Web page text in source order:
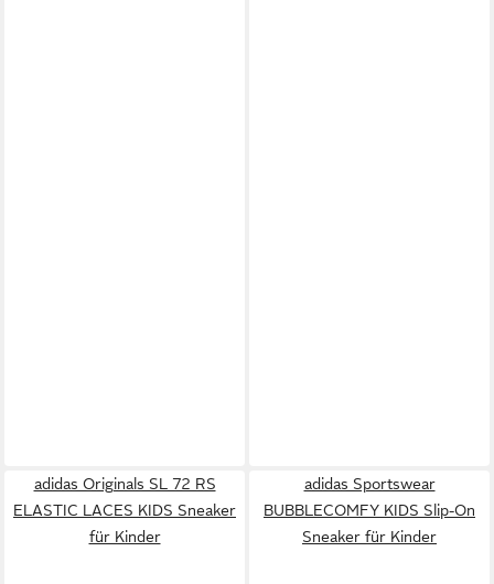
adidas Originals SL 72 RS
ELASTIC LACES KIDS Sneaker
für Kinder
adidas Sportswear
BUBBLECOMFY KIDS Slip-On
Sneaker für Kinder